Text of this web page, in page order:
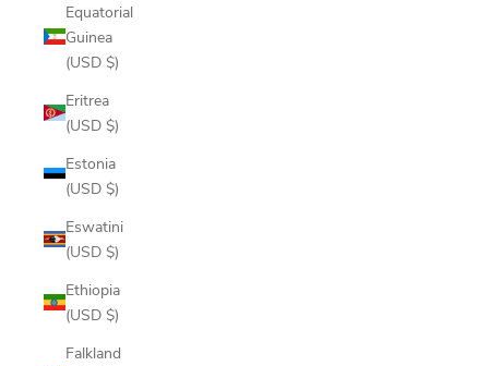
Equatorial
Guinea
(USD $)
Eritrea
(USD $)
Estonia
(USD $)
Eswatini
(USD $)
Ethiopia
(USD $)
Falkland